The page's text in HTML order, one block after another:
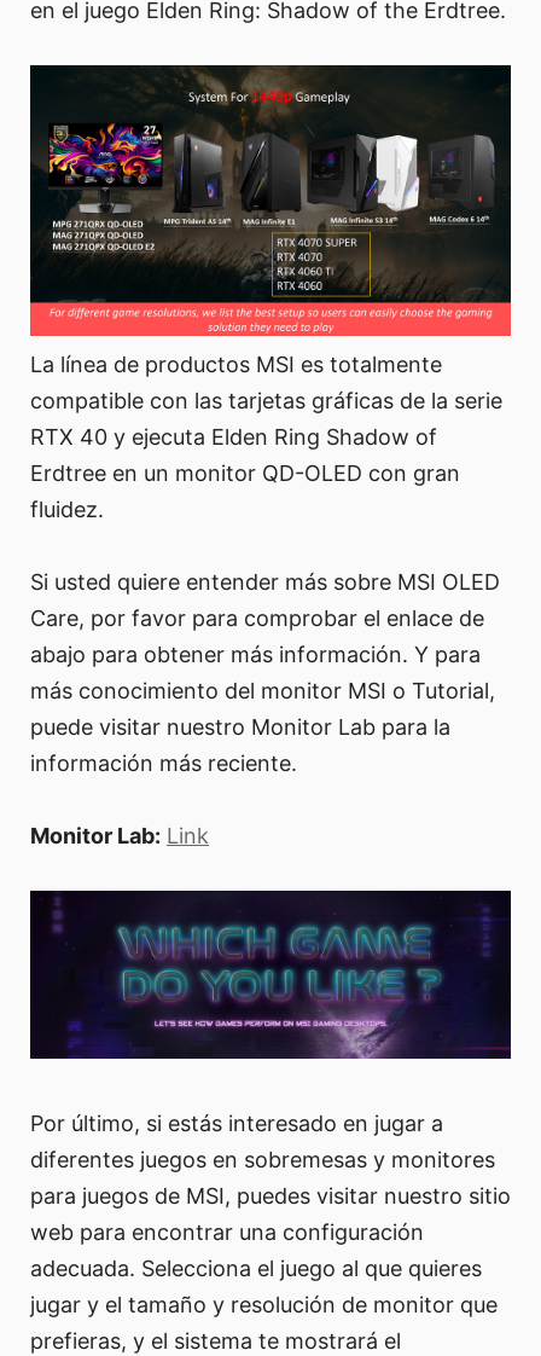
en el juego Elden Ring: Shadow of the Erdtree.
La línea de productos MSI es totalmente
compatible con las tarjetas gráficas de la serie
RTX 40 y ejecuta Elden Ring Shadow of
Erdtree en un monitor QD-OLED con gran
fluidez.
Si usted quiere entender más sobre MSI OLED
Care, por favor para comprobar el enlace de
abajo para obtener más información. Y para
más conocimiento del monitor MSI o Tutorial,
puede visitar nuestro Monitor Lab para la
información más reciente.
Monitor Lab: Link
Por último, si estás interesado en jugar a
diferentes juegos en sobremesas y monitores
para juegos de MSI, puedes visitar nuestro sitio
web para encontrar una configuración
adecuada. Selecciona el juego al que quieres
jugar y el tamaño y resolución de monitor que
prefieras, y el sistema te mostrará el